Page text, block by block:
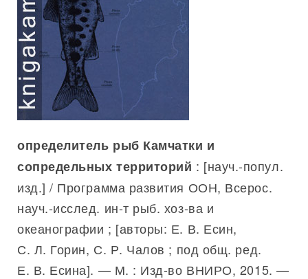
определитель рыб Камчатки и
сопредельных территорий : [науч.-попул.
изд.] / Программа развития ООН, Всерос.
науч.-исслед. ин-т рыб. хоз-ва и
океанографии ; [авторы: Е. В. Есин,
С. Л. Горин, С. Р. Чалов ; под общ. ред.
Е. В. Есина]. — М. : Изд-во ВНИРО, 2015. —